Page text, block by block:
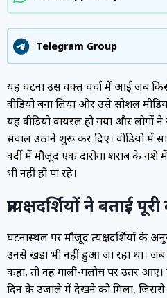
Telegram Group
यह घटना उस वक्त चर्चा में आई जब
वीडियो बना लिया और उसे सोशल
यह वीडियो वायरल हो गया और लोगों ने
सवाल उठाने शुरू कर दिए। वीडियो में
वर्दी में मौजूद एक दारोगा शराब के
भी नहीं हो पा रहे।
प्रत्यक्षदर्शियों ने बताई
घटनास्थल पर मौजूद प्रत्यक्षदर्शियों के
उनसे खड़ा भी नहीं हुआ जा रहा था।
कहा, तो वह गाली-गलौच पर उतर
दिन के उजाले में देखने को मिला, जिससे